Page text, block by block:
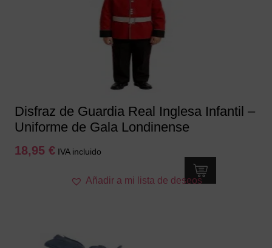
Disfraz de Guardia Real Inglesa Infantil –
Uniforme de Gala Londinense
18,95 € IVA incluido
producto
Añadir a mi lista de deseos